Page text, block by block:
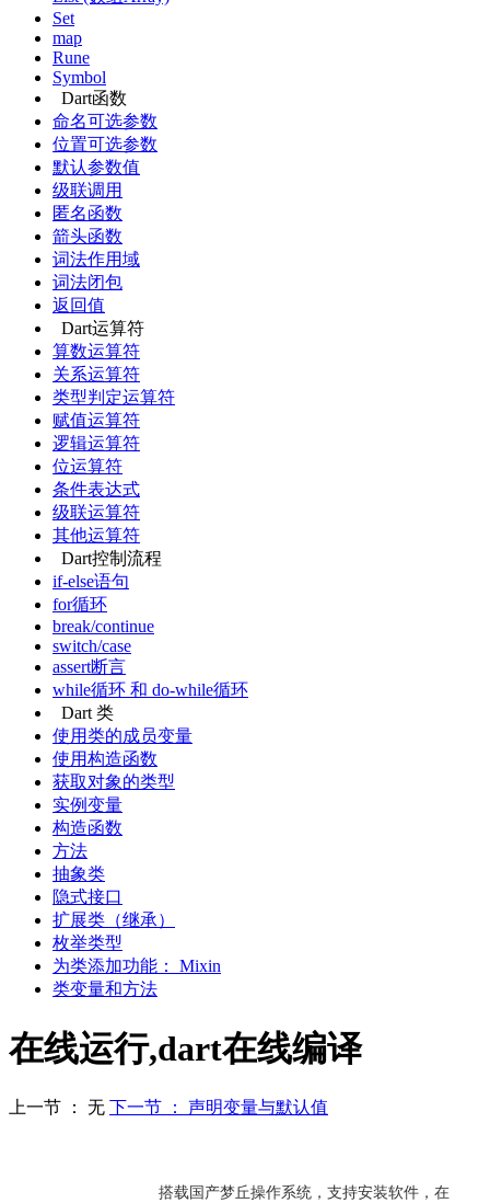
Set
map
Rune
Symbol
Dart函数
命名可选参数
位置可选参数
默认参数值
级联调用
匿名函数
箭头函数
词法作用域
词法闭包
返回值
Dart运算符
算数运算符
关系运算符
类型判定运算符
赋值运算符
逻辑运算符
位运算符
条件表达式
级联运算符
其他运算符
Dart控制流程
if-else语句
for循环
break/continue
switch/case
assert断言
while循环 和 do-while循环
Dart 类
使用类的成员变量
使用构造函数
获取对象的类型
实例变量
构造函数
方法
抽象类
隐式接口
扩展类（继承）
枚举类型
为类添加功能： Mixin
类变量和方法
在线运行,dart在线编译
上一节 ： 无 下一节 ： 声明变量与默认值
搭载国产梦丘操作系统，支持安装软件，在